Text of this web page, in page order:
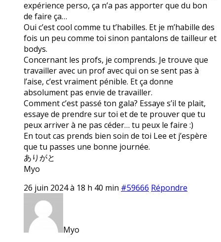
expérience perso, ça n’a pas apporter que du bon
de faire ça…
Oui c’est cool comme tu t’habilles. Et je m’habille des
fois un peu comme toi sinon pantalons de tailleur et
bodys.
Concernant les profs, je comprends. Je trouve que
travailler avec un prof avec qui on se sent pas à
l’aise, c’est vraiment pénible. Et ça donne
absolument pas envie de travailler.
Comment c’est passé ton gala? Essaye s’il te plait,
essaye de prendre sur toi et de te prouver que tu
peux arriver à ne pas céder… tu peux le faire :)
En tout cas prends bien soin de toi Lee et j’espère
que tu passes une bonne journée.
ありがと
Myo
26 juin 2024 à 18 h 40 min #59666 Répondre
Myo